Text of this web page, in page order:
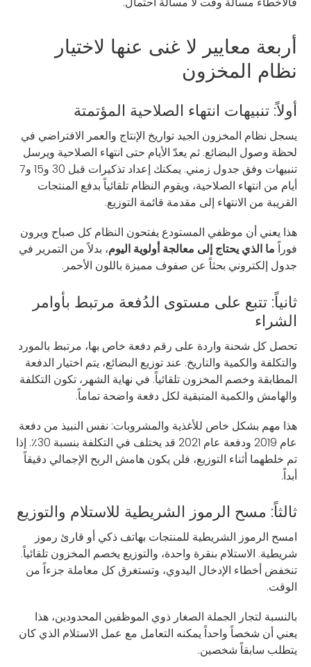
أربعة معايير لا غنى عنها لاختيار
نظام المخزون
أولاً: تنبيهات انتهاء الصلاحية المؤتمتة
يسجل نظام المخزون الجيد تواريخ الإنتاج والعمر الافتراضي في
لحظة وصول البضائع. ثم يعدّ الأيام حتى انتهاء الصلاحية ويرسل
تنبيهات وفق جدول زمني. يمكنك إعداد تذكيرات قبل 30 و15 و7
أيام من انتهاء الصلاحية، ويقوم النظام تلقائياً بدفع المنتجات
القريبة من الانتهاء إلى مقدمة قائمة التوزيع.
هذا يعني أن موظفي المستودع يفتحون النظام كل صباح ويرون
فوراًما الذي يحتاج إلى معالجة أولوية اليوم، بدلاً من التمرير في
جدول إلكتروني بحثاً عن صفوف مميزة باللون الأحمر.
ثانياً: تتبع على مستوى الدُفعة مرتبط بأوامر
الشراء
تحصل كل شحنة واردة على رقم دفعة خاص بها، مرتبط بالمورد
والتكلفة والكمية والتاريخ. عند توزيع البضائع، يتم اختيار الدفعة
المطابقة وخصم المخزون تلقائياً. في نهاية الشهر، تكون التكلفة
والهامش والكمية المتبقية لكل دفعة واضحة تماماً.
هذا مهم بشكل خاص للأغذية والمشروبات: نفس النبيذ من دفعة
عام 2019 ودفعة عام 2021 قد يختلف في التكلفة بنسبة 30٪. إذا
تم خلطهما أثناء التوزيع، فلن يكون هامش الربح الإجمالي دقيقاً
أبداً.
ثالثاً: مسح الرموز الشريطية للاستلام والتوزيع
امسح الرموز الشريطية للمنتجات بهاتف ذكي أو قارئ رموز
شريطية. الاستلام بنقرة واحدة، والتوزيع يخصم المخزون تلقائياً.
تنخفض أخطاء الإدخال اليدوي، وتستغرق كل معاملة جزءاً من
الوقت.
بالنسبة لتجار الجملة الصغار ذوي الموظفين المحدودين، هذا
يعني أن شخصاً واحداً يمكنه التعامل مع عمل الاستلام الذي كان
يتطلب سابقاً شخصين.